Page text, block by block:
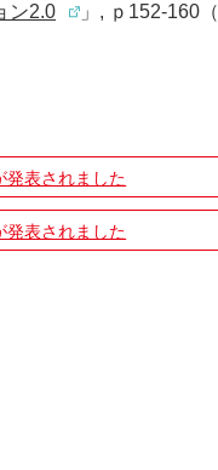
ン2.0 」, ｐ152-160
発表されました
発表されました